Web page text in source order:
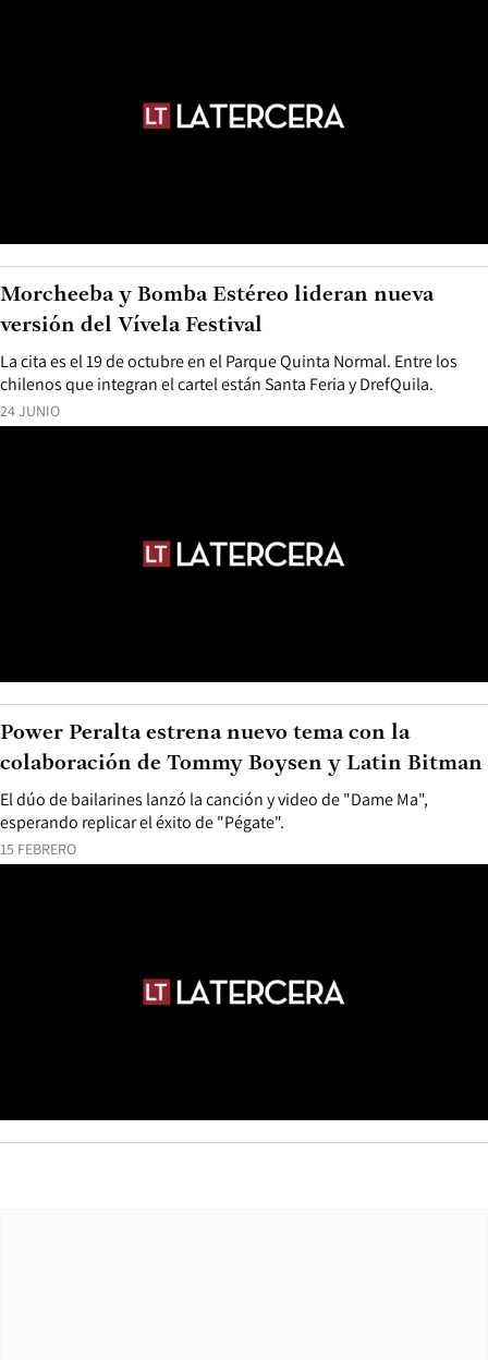
24 JUNIO
La cita es el 19 de octubre en el Parque Quinta Normal. Entre los
chilenos que integran el cartel están Santa Feria y DrefQuila.
Morcheeba y Bomba Estéreo lideran nueva
versión del Vívela Festival
15 FEBRERO
El dúo de bailarines lanzó la canción y video de "Dame Ma",
esperando replicar el éxito de "Pégate".
Power Peralta estrena nuevo tema con la
colaboración de Tommy Boysen y Latin Bitman